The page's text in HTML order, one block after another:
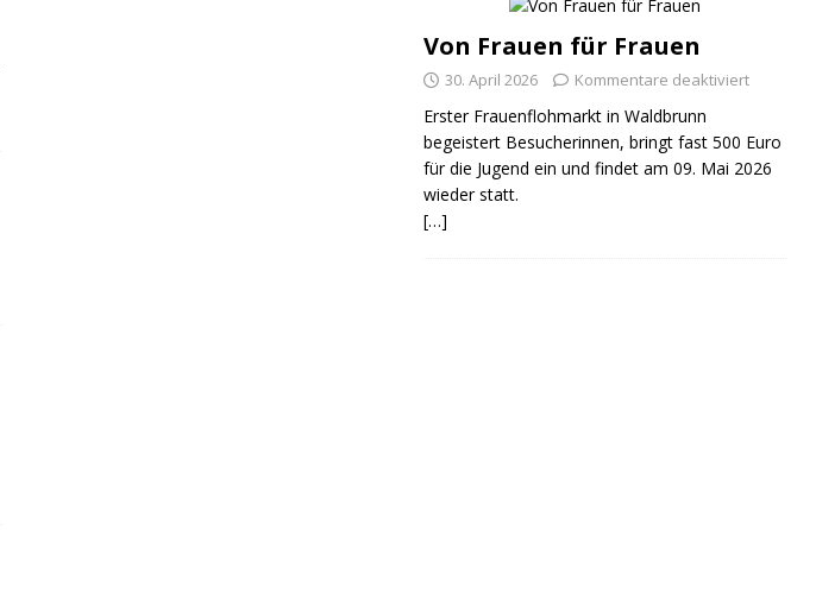
Von Frauen für Frauen
30. April 2026 Kommentare deaktiviert
Erster Frauenflohmarkt in Waldbrunn
begeistert Besucherinnen, bringt fast 500 Euro
für die Jugend ein und findet am 09. Mai 2026
wieder statt.
[…]